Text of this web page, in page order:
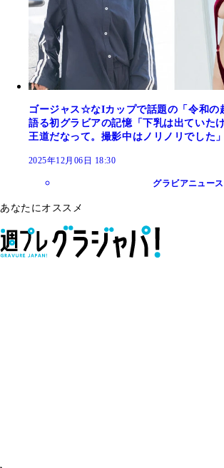
ゴージャス☆なIカップで話題の「令和の
語る初グラビアの記憶「下乳は出ていた
王道だなって。撮影中はノリノリでした」
2025年12月06日 18:30
グラビアニュース
あなたにオススメ